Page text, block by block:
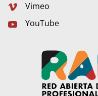
Vimeo
YouTube